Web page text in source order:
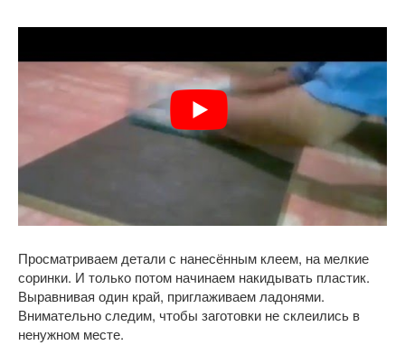
Просматриваем детали с нанесённым клеем, на мелкие
соринки. И только потом начинаем накидывать пластик.
Выравнивая один край, приглаживаем ладонями.
Внимательно следим, чтобы заготовки не склеились в
ненужном месте.